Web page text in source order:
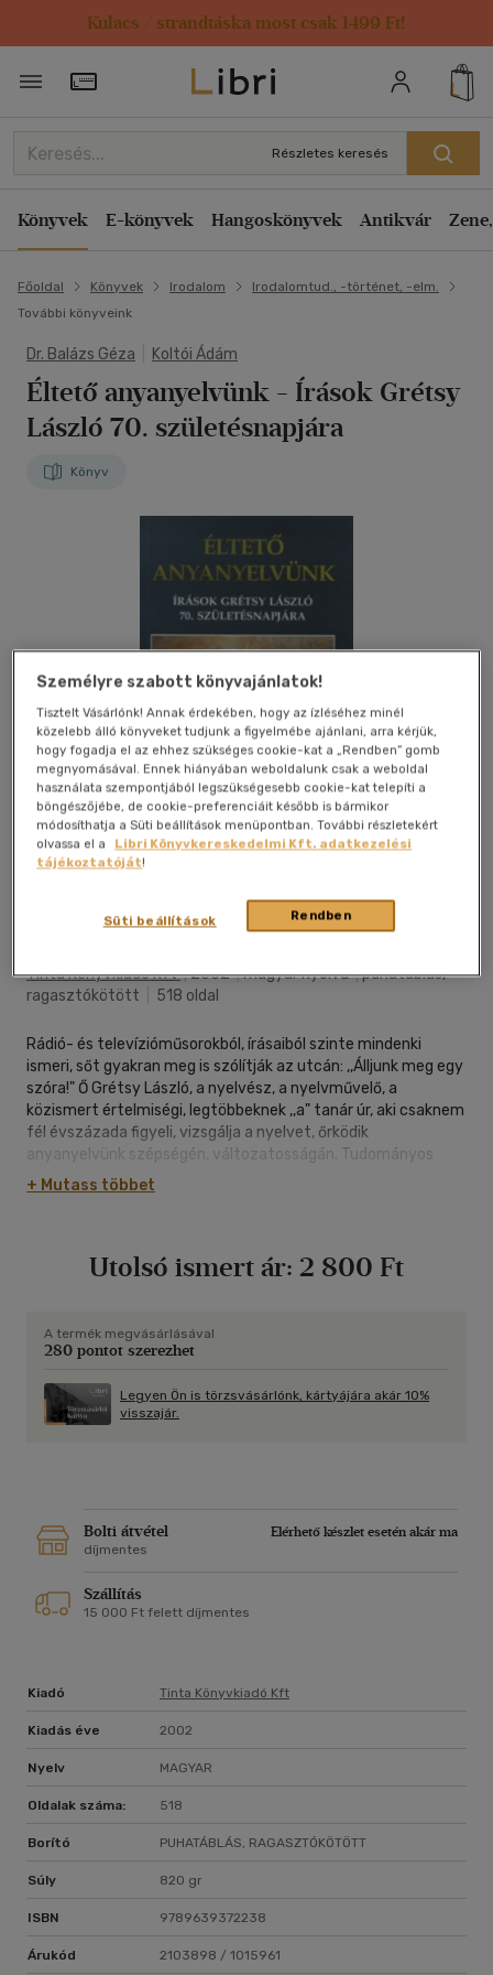
Kulacs / strandtáska most csak 1499 Ft!
Törzsvásárlói Kártya adatai
Részletes keresés
Könyvek E-könyvek Hangoskönyvek Antikvár
Főoldal Könyvek Irodalom
Irodalomtud., -történet, -elm.
További könyveink
Dr. Balázs Géza Koltói Ádám
Éltető anyanyelvünk - Írások Grétsy
László 70. születésnapjára
Könyv
Tinta Könyvkiadó Kft|2002|magyar nyelvű|puhatáblás,
ragasztókötött
518 oldal
Rádió- és televízióműsorokból, írásaiból szinte mindenki
ismeri, sőt gyakran meg is szólítják az utcán: ,,Álljunk meg egy
szóra!" Ő Grétsy László, a nyelvész, a nyelvművelő, a
közismert értelmiségi, legtöbbeknek ,,a" tanár úr, aki csaknem
fél évszázada figyeli, vizsgálja a nyelvet, őrködik
anyanyelvünk szépségén, változatosságán. Tudományos
megalapozottsággal, szívesen, szeretettel, türelemmel és
bizakodva foglalkozik az anyanyelvvel. Hisz, vagy legalábbis
köszönti őt írásával. Ezekből kirajzolódik a mai magyar
magyar nyelvművelés elméletének és gyakorlatának egyik
legátfogóbb áttekintése. Szerzői az ünnepelttel együtt
szólni, s vallják, hogy ez az ,,éltető" közegünk.
+ Mutass többet
Utolsó ismert ár: 2 800 Ft
A termék megvásárlásával
280 pontot szerezhet
Legyen Ön is törzsvásárlónk, kártyájára akár 10%
visszajár.
Bolti átvétel
Elérhető készlet esetén akár ma
díjmentes
Szállítás
15 000 Ft felett díjmentes
Kiadó Tinta Könyvkiadó Kft
Kiadás éve 2002
Nyelv MAGYAR
Oldalak száma: 518
Borító PUHATÁBLÁS, RAGASZTÓKÖTÖTT
Súly 820 gr
ISBN 9789639372238
Árukód 2103898 / 1015961
Személyre szabott könyvajánlatok!
Tisztelt Vásárlónk! Annak érdekében, hogy az ízléséhez minél
közelebb álló könyveket tudjunk a figyelmébe ajánlani, arra kérjük,
hogy fogadja el az ehhez szükséges cookie-kat a „Rendben” gomb
megnyomásával. Ennek hiányában weboldalunk csak a weboldal
használata szempontjából legszükségesebb cookie-kat telepíti a
böngészőjébe, de cookie-preferenciáit később is bármikor
módosíthatja a Süti beállítások menüpontban. További részletekért
olvassa el a
Libri Könyvkereskedelmi Kft. adatkezelési
tájékoztatóját!
Rendben
Süti beállítások